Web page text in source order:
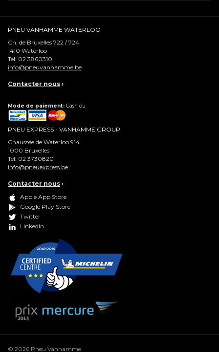
PNEU VANHAMME WATERLOO
Ch. de Bruxelles 722 / 724
1410 Waterloo
Tel: 02 3860310
info@pneuvanhamme.be
Contacter nous ›
Mode de paiement: Cash ou
PNEU EXPRESS - VANHAMME GROUP
Chaussée de Waterloo 914
1000 Bruxelles
Tel: 02 3730820
info@pneuexpress.be
Contacter nous ›
Apple App Store
Google Play Store
Twitter
LinkedIn
© 2026 Pneu Vanhamme